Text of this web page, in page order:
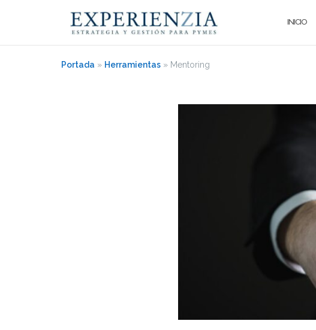
INICIO
Portada » Herramientas » Mentoring